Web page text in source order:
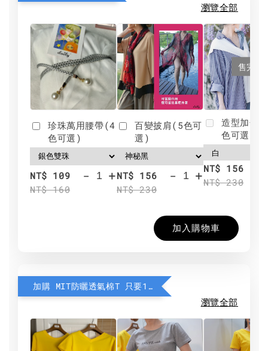
瀏覽全部
珍珠萬用腰帶(4
色可選)
NT$ 109
NT$ 160
- +
百變披肩(5色可
選)
NT$ 156
NT$ 230
- +
售完
造型加分
色可選)
NT$ 156
NT$ 230
加入購物車
加購 MIT防曬透氣棉T 只要190元
瀏覽全部